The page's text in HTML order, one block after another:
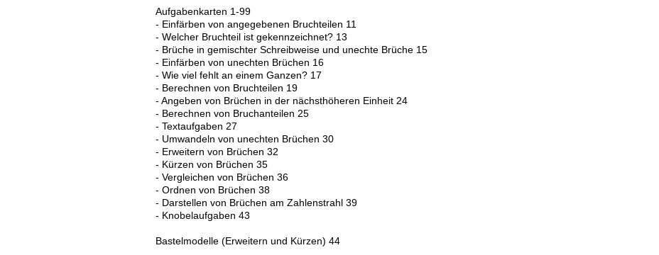
Aufgabenkarten 1-99
- Einfärben von angegebenen Bruchteilen 11
- Welcher Bruchteil ist gekennzeichnet? 13
- Brüche in gemischter Schreibweise und unechte Brüche 15
- Einfärben von unechten Brüchen 16
- Wie viel fehlt an einem Ganzen? 17
- Berechnen von Bruchteilen 19
- Angeben von Brüchen in der nächsthöheren Einheit 24
- Berechnen von Bruchanteilen 25
- Textaufgaben 27
- Umwandeln von unechten Brüchen 30
- Erweitern von Brüchen 32
- Kürzen von Brüchen 35
- Vergleichen von Brüchen 36
- Ordnen von Brüchen 38
- Darstellen von Brüchen am Zahlenstrahl 39
- Knobelaufgaben 43
Bastelmodelle (Erweitern und Kürzen) 44